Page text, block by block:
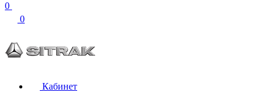
0
0
Кабинет